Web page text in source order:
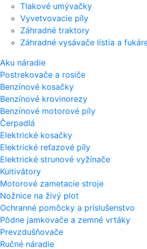
Tlakové umývačky
Vyvetvovacie píly
Záhradné traktory
Záhradné vysávače lístia a
Aku náradie
Postrekovače a rosiče
Benzínové kosačky
Benzínové krovinorezy
Benzínové motorové píly
Čerpadlá
Elektrické kosačky
Elektrické reťazové píly
Elektrické strunové vyžínače
Kultivátory
Motorové zametacie stroje
Nožnice na živý plot
Ochranné pomôcky a príslušenstvo
Pôdne jamkovače a zemné vrtáky
Prevzdušňovače
Ručné náradie